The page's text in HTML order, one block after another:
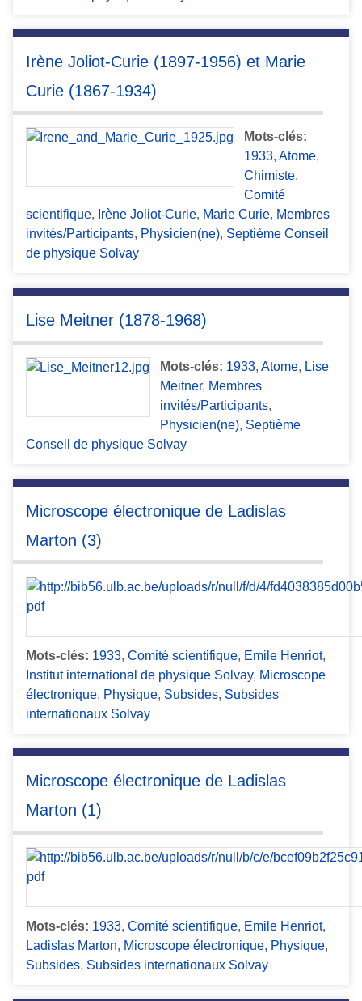
Irène Joliot-Curie (1897-1956) et Marie
Curie (1867-1934)
Mots-clés:
1933, Atome,
Chimiste,
Comité
scientifique, Irène Joliot-Curie, Marie Curie, Membres
invités/Participants, Physicien(ne), Septième Conseil
de physique Solvay
Lise Meitner (1878-1968)
Mots-clés: 1933, Atome, Lise
Meitner, Membres
invités/Participants,
Physicien(ne), Septième
Conseil de physique Solvay
Microscope électronique de Ladislas
Marton (3)
Mots-clés: 1933, Comité scientifique, Emile Henriot,
Institut international de physique Solvay, Microscope
électronique, Physique, Subsides, Subsides
internationaux Solvay
Microscope électronique de Ladislas
Marton (1)
Mots-clés: 1933, Comité scientifique, Emile Henriot,
Ladislas Marton, Microscope électronique, Physique,
Subsides, Subsides internationaux Solvay